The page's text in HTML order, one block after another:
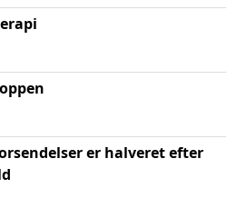
er halveret efter